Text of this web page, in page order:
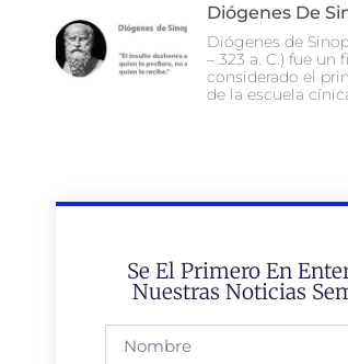
Diógenes De
Diógenes de
– 323 a. C.) fue un
considerado el
de la escuela
Se El Primero En
Nuestras Noticias